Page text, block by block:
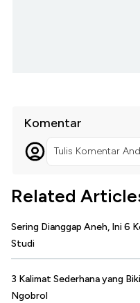
Komentar
Tulis Komentar
Related
Sering Dianggap Aneh, Ini 6
Studi
3 Kalimat Sederhana yang
Ngobrol